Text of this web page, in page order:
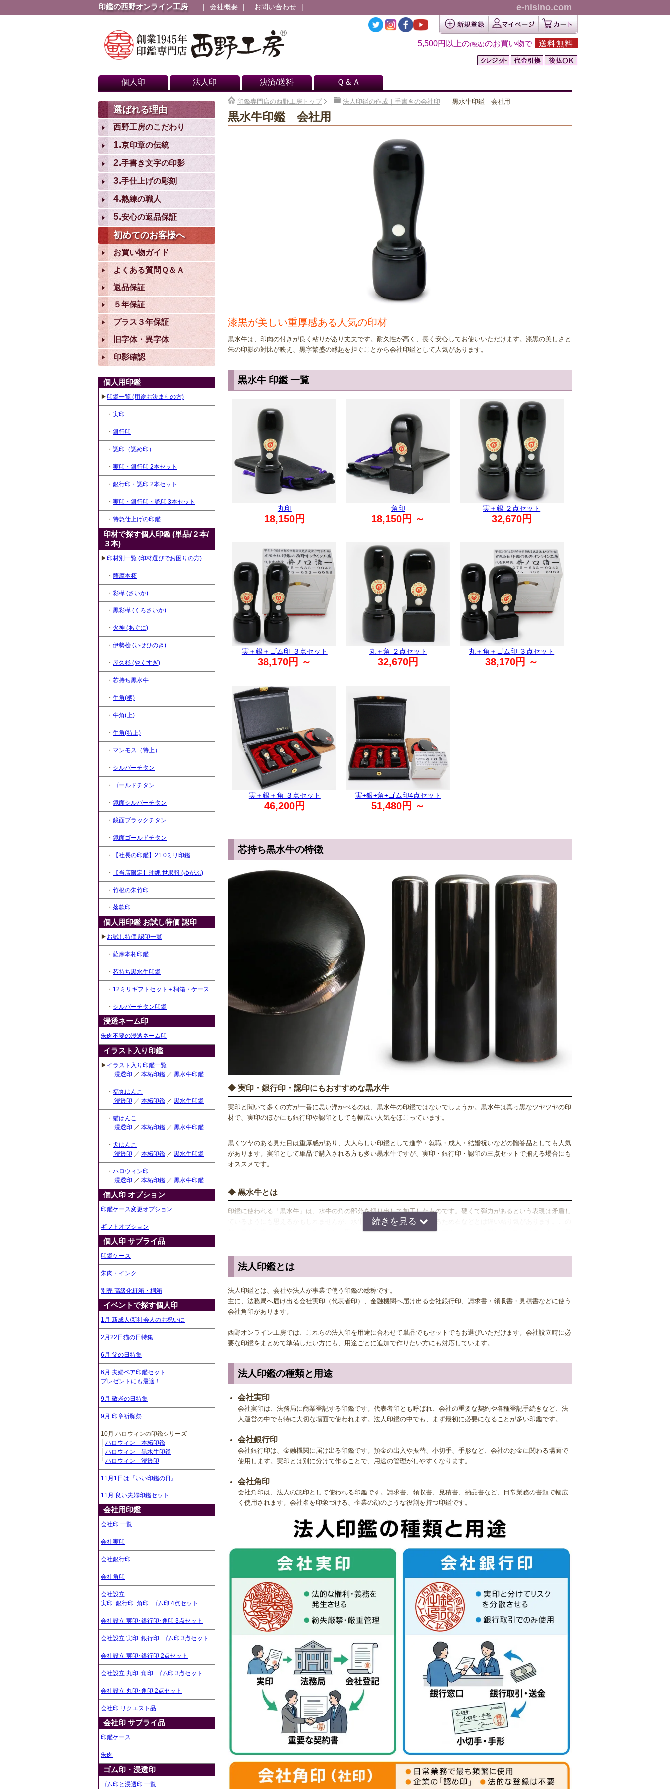
印鑑の西野オンライン工房 会社概要 お問い合わせ e-nisino.com
5,500円以上の(税込)のお買い物で 送料無料
個人印 法人印 決済/送料 Ｑ＆Ａ
選ばれる理由
西野工房のこだわり
1.京印章の伝統
2.手書き文字の印影
3.手仕上げの彫刻
4.熟練の職人
5.安心の返品保証
初めてのお客様へ
お買い物ガイド
よくある質問Ｑ＆Ａ
返品保証
５年保証
プラス３年保証
旧字体・異字体
印影確認
個人用印鑑
▶印鑑一覧 (用途お決まりの方)
・ 実印
・ 銀行印
・ 認印（認め印）
・ 実印・銀行印 2本セット
・ 銀行印・認印 2本セット
・ 実印・銀行印・認印 3本セット
・ 特急仕上げの印鑑
印材で探す個人印鑑 (単品/２本/
３本)
▶印材別一覧 (印材選びでお困りの方)
・ 薩摩本柘
・ 彩樺 (さいか)
・ 黒彩樺 (くろさいか)
・ 火神 (あぐに)
・ 伊勢桧 (いせひのき)
・ 屋久杉 (やくすぎ)
・ 芯持ち黒水牛
・ 牛角(柄)
・ 牛角(上)
・ 牛角(特上)
・ マンモス（特上）
・ シルバーチタン
・ ゴールドチタン
・ 鏡面シルバーチタン
・ 鏡面ブラックチタン
・ 鏡面ゴールドチタン
・ 【社長の印鑑】21.0ミリ印鑑
・ 【当店限定】沖縄 世果報 (ゆがふ)
・ 竹根の朱竹印
・ 落款印
個人用印鑑 お試し特価 認印
▶ お試し特価 認印一覧
・ 薩摩本柘印鑑
・ 芯持ち黒水牛印鑑
・ 12ミリギフトセット＋桐箱・ケース
・ シルバーチタン印鑑
浸透ネーム印
朱肉不要の浸透ネーム印
イラスト入り印鑑
▶ イラスト入り印鑑一覧
浸透印 ／ 本柘印鑑 ／ 黒水牛印鑑
・ 福丸はんこ
浸透印 ／ 本柘印鑑 ／ 黒水牛印鑑
・ 猫はんこ
浸透印 ／ 本柘印鑑 ／ 黒水牛印鑑
・ 犬はんこ
浸透印 ／ 本柘印鑑 ／ 黒水牛印鑑
・ ハロウィン印
浸透印 ／ 本柘印鑑 ／ 黒水牛印鑑
個人印 オプション
印鑑ケース変更オプション
ギフトオプション
個人印 サプライ品
印鑑ケース
朱肉・インク
別売 高級化粧箱・桐箱
イベントで探す個人印
1月 新成人/新社会人のお祝いに
2月22日猫の日特集
6月 父の日特集
6月 夫婦ペア印鑑セット
プレゼントにも最適！
9月 敬老の日特集
9月 印章祈願祭
10月 ハロウィンの印鑑シリーズ
├ハロウィン 本柘印鑑
├ハロウィン 黒水牛印鑑
└ハロウィン 浸透印
11月1日は『いい印鑑の日』
11月 良い夫婦印鑑セット
会社用印鑑
会社印 一覧
会社実印
会社銀行印
会社角印
会社設立
実印･銀行印･角印･ゴム印 4点セット
会社設立 実印･銀行印･角印 3点セット
会社設立 実印･銀行印･ゴム印 3点セット
会社設立 実印･銀行印 2点セット
会社設立 丸印･角印･ゴム印 3点セット
会社設立 丸印･角印 2点セット
会社印 リクエスト品
会社印 サプライ品
印鑑ケース
朱肉
ゴム印・浸透印
ゴム印と浸透印 一覧
印鑑専門店の西野工房トップ 法人印鑑の作成｜手書きの会社印 黒水牛印鑑 会社用
黒水牛印鑑 会社用
漆黒が美しい重厚感ある人気の印材
黒水牛は、印肉の付きが良く粘りがあり丈夫です。耐久性が高く、長く安心してお使いいただけます。漆黒の美しさと
朱の印影の対比が映え、黒字繁盛の縁起を担ぐことから会社印鑑として人気があります。
黒水牛 印鑑 一覧
丸印
18,150円
角印
18,150円 ～
実＋銀 ２点セット
32,670円
実＋銀＋ゴム印 ３点セット
38,170円 ～
丸＋角 ２点セット
32,670円
丸＋角＋ゴム印 ３点セット
38,170円 ～
実＋銀＋角 ３点セット
46,200円
実+銀+角+ゴム印4点セット
51,480円 ～
芯持ち黒水牛の特徴
◆ 実印・銀行印・認印にもおすすめな黒水牛
実印と聞いて多くの方が一番に思い浮かべるのは、黒水牛の印鑑ではないでしょうか。黒水牛は真っ黒なツヤツヤの印
材で、実印のほかにも銀行印や認印としても幅広い人気をほこっています。
黒くツヤのある見た目は重厚感があり、大人らしい印鑑として進学・就職・成人・結婚祝いなどの贈答品としても人気
があります。実印として単品で購入される方も多い黒水牛ですが、実印・銀行印・認印の三点セットで揃える場合にも
オススメです。
◆ 黒水牛とは
印鑑に使われる「黒水牛」は、水牛の角の部分を切り出して加工したものです。硬くて弾力があるという表現は矛盾し
ているようにも思えるかもしれませんが、水牛の角は皮膚の一部のであるため石などとは違い粘り気があります。この
粘り気が朱肉や紙へのなじみをよくし、黒水牛は印鑑に適した素材として古くから人々に親しまれています。また、黒
黒水牛は自然からとれる印材のため、どうしても品質にばらつきが出てしまいます。 黒水牛は角という素材の性質
上、その中心には芯が通っています。そうなると１本の角からいくつもの印材を切り出す際、すべての印鑑が芯を含む
ぐな形をしているとは限りません。そのため印鑑の中心を細くまっすぐに芯が通ったものは上質とされ、非常に希少な
のです。あまりにも安すぎる黒水牛の印鑑は、実印であっても芯を含まない印材が使用されていることもありますの
いようであれば意味がありません。
◆ 黒水牛印鑑の欠点
黒水牛は見た目や性質から非常に人気の高い印材ではありますが、欠点もあります。 まず、黒水牛は乾燥に弱く、適
切な手入れをしないとひび割れや形が歪んでしまうことがあります。特に空気が乾燥しやすい冬季はケース外に放置す
があります。 必ず印鑑ケースに入れて保管することを推奨しています。
黒水牛は乾燥に弱いため、保管する際は必ず専用の印鑑ケースに入れておくようにしましょう。保管場所は直射日光を
避けた冷暗所が理想です。水洗い、ウェットティッシュでのお掃除だけは絶対に行わないで下さい。 印鑑を長くご使
法人印鑑とは
法人印鑑とは、会社や法人が事業で使う印鑑の総称です。
主に、法務局へ届け出る会社実印（代表者印）、金融機関へ届け出る会社銀行印、請求書・領収書・見積書などに使う
会社角印があります。
西野オンライン工房では、これらの法人印を用途に合わせて単品でもセットでもお選びいただけます。会社設立時に必
要な印鑑をまとめて準備したい方にも、用途ごとに追加で作りたい方にも対応しています。
法人印鑑の種類と用途
会社実印
会社実印は、法務局に商業登記する印鑑です。代表者印とも呼ばれ、会社の重要な契約や各種登記手続きなど、法
人運営の中でも特に大切な場面で使われます。法人印鑑の中でも、まず最初に必要になることが多い印鑑です。
会社銀行印
会社銀行印は、金融機関に届け出る印鑑です。預金の出入や振替、小切手、手形など、会社のお金に関わる場面で
使用します。実印とは別に分けて作ることで、用途の管理がしやすくなります。
会社角印
会社角印は、法人の認印として使われる印鑑です。請求書、領収書、見積書、納品書など、日常業務の書類で幅広
く使用されます。会社名を印象づける、企業の顔のような役割を持つ印鑑です。